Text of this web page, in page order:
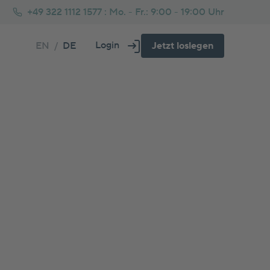
+49 322 1112 1577 : Mo. - Fr.: 9:00 - 19:00 Uhr
EN / DE Login Jetzt loslegen